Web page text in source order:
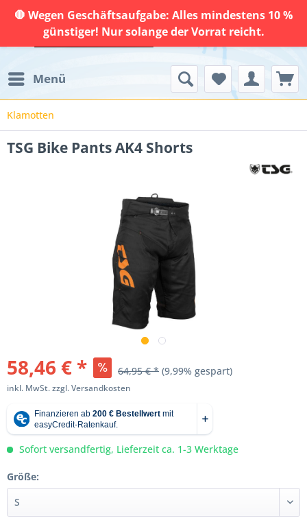
🛑 Wegen Geschäftsaufgabe: Alles mindestens 10 %
günstiger! Nur solange der Vorrat reicht.
Menü
Klamotten
TSG Bike Pants AK4 Shorts
58,46 € * 64,95 € * (9,99% gespart)
inkl. MwSt.zzgl. Versandkosten
Sofort versandfertig, Lieferzeit ca. 1-3 Werktage
Größe: